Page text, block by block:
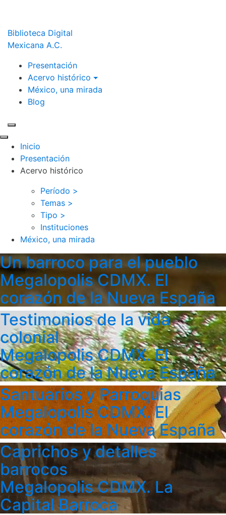
Biblioteca Digital
Mexicana A.C.
Presentación
Acervo histórico
México, una mirada
Blog
Inicio
Presentación
Acervo histórico
Período >
Temas >
Tipo >
Instituciones
México, una mirada
Un barroco para el pueblo
Megalopolis CDMX. El
corazón de la Nueva España
Testimonios de la vida
colonial
Megalopolis CDMX. El
corazón de la Nueva España
Santuarios y Parroquias
Megalopolis CDMX. El
corazón de la Nueva España
Caprichos y detalles
barrocos
Megalopolis CDMX. La
Capital Barroca